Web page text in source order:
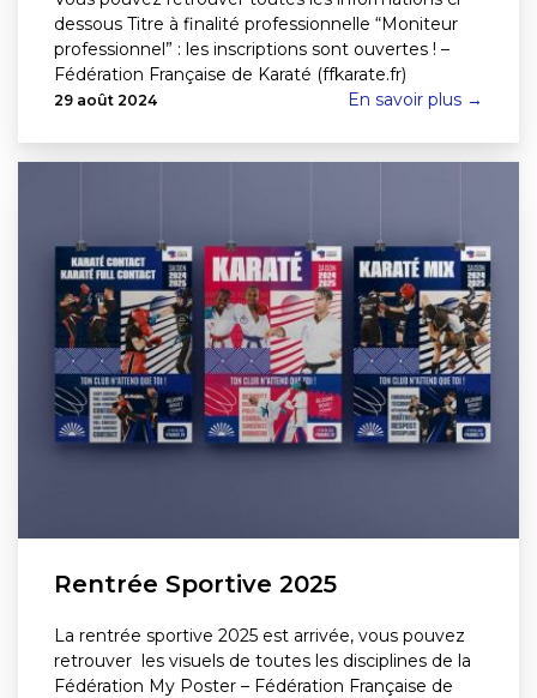
dessous Titre à finalité professionnelle “Moniteur
professionnel” : les inscriptions sont ouvertes ! –
Fédération Française de Karaté (ffkarate.fr)
29 août 2024 En savoir plus →
Rentrée Sportive 2025
La rentrée sportive 2025 est arrivée, vous pouvez
retrouver les visuels de toutes les disciplines de la
Fédération My Poster – Fédération Française de